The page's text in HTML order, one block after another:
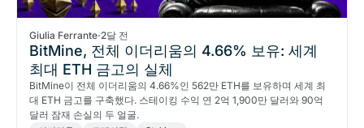
Giulia Ferrante·2달 전
BitMine, 전체 이더리움의 4.66% 보유: 세계
최대 ETH 금고의 실체
BitMine이 전체 이더리움의 4.66%인 562만 ETH를 보유하며 세계 최
대 ETH 금고를 구축했다. 스테이킹 수익 연 2억 1,900만 달러와 90억
달러 잠재 손실의 두 얼굴.